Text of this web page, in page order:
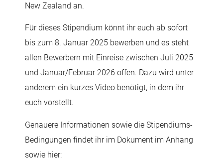
New Zealand an.
Für dieses Stipendium könnt ihr euch ab sofort
bis zum 8. Januar 2025 bewerben und es steht
allen Bewerbern mit Einreise zwischen Juli 2025
und Januar/Februar 2026 offen. Dazu wird unter
anderem ein kurzes Video benötigt, in dem ihr
euch vorstellt.
Genauere Informationen sowie die Stipendiums-
Bedingungen findet ihr im Dokument im Anhang
sowie hier: